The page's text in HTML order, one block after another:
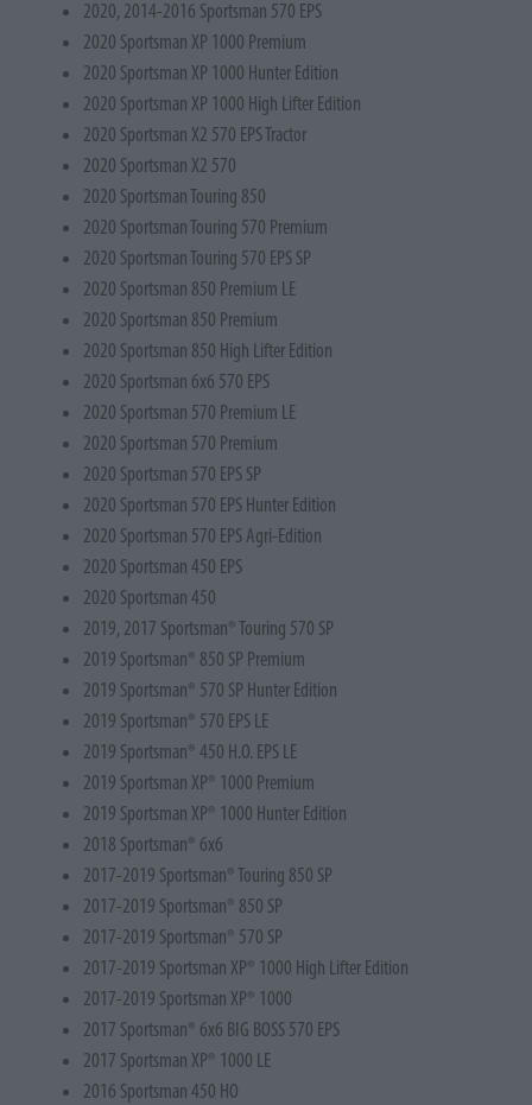
2020, 2014-2016 Sportsman 570 EPS
2020 Sportsman XP 1000 Premium
2020 Sportsman XP 1000 Hunter Edition
2020 Sportsman XP 1000 High Lifter Edition
2020 Sportsman X2 570 EPS Tractor
2020 Sportsman X2 570
2020 Sportsman Touring 850
2020 Sportsman Touring 570 Premium
2020 Sportsman Touring 570 EPS SP
2020 Sportsman 850 Premium LE
2020 Sportsman 850 Premium
2020 Sportsman 850 High Lifter Edition
2020 Sportsman 6x6 570 EPS
2020 Sportsman 570 Premium LE
2020 Sportsman 570 Premium
2020 Sportsman 570 EPS SP
2020 Sportsman 570 EPS Hunter Edition
2020 Sportsman 570 EPS Agri-Edition
2020 Sportsman 450 EPS
2020 Sportsman 450
2019, 2017 Sportsman® Touring 570 SP
2019 Sportsman® 850 SP Premium
2019 Sportsman® 570 SP Hunter Edition
2019 Sportsman® 570 EPS LE
2019 Sportsman® 450 H.O. EPS LE
2019 Sportsman XP® 1000 Premium
2019 Sportsman XP® 1000 Hunter Edition
2018 Sportsman® 6x6
2017-2019 Sportsman® Touring 850 SP
2017-2019 Sportsman® 850 SP
2017-2019 Sportsman® 570 SP
2017-2019 Sportsman XP® 1000 High Lifter Edition
2017-2019 Sportsman XP® 1000
2017 Sportsman® 6x6 BIG BOSS 570 EPS
2017 Sportsman XP® 1000 LE
2016 Sportsman 450 HO